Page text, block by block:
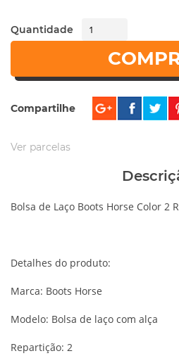
Quantidade
Compartilhe
Ver parcelas
Bolsa de Laço Boots Horse Color 2
Detalhes do produto:
Marca: Boots Horse
Modelo: Bolsa de laço com alça
Repartição: 2